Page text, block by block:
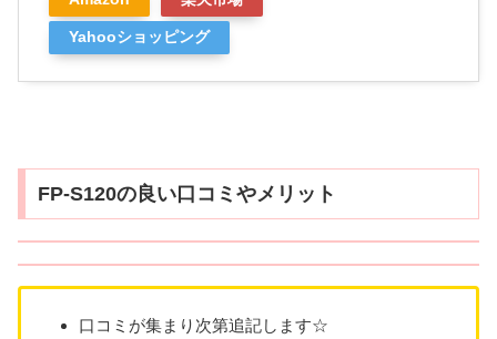
Yahooショッピング
FP-S120の良い口コミやメリット
口コミが集まり次第追記します☆